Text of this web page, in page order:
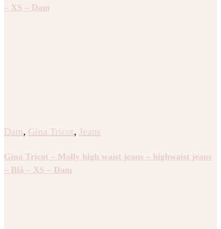
– XS – Dam
Dam, Gina Tricot, Jeans
Gina Tricot – Molly high waist jeans – highwaist jeans
– Blå – XS – Dam